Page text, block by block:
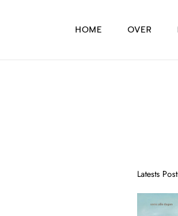
HOME OVER
Latests